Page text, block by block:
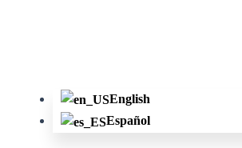
English
Español